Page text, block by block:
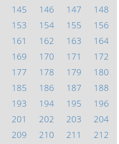
145 146 147
148
153 154 155
156
161 162 163
164
169 170 171
172
177 178 179
180
185 186 187
188
193 194 195
196
201 202 203
204
209 210 211
212